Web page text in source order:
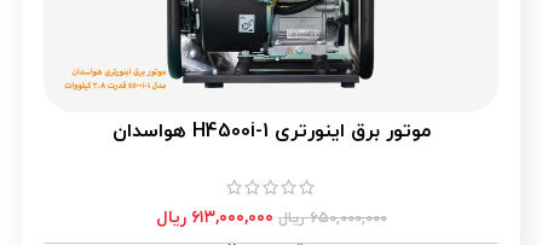
موتور برق اینورتری H4500i-1 هواسدان
۶۵۰,۰۰۰,۰۰۰ ریال ۶۱۳,۰۰۰,۰۰۰ ریال